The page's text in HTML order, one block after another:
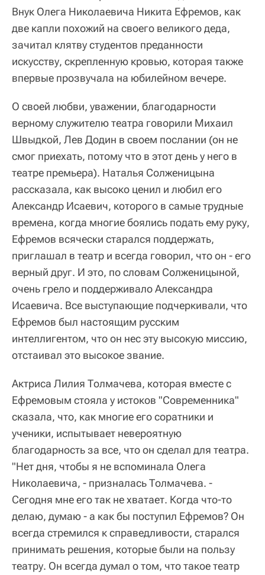
Внук Олега Николаевича Никита Ефремов, как
две капли похожий на своего великого деда,
зачитал клятву студентов преданности
искусству, скрепленную кровью, которая также
впервые прозвучала на юбилейном вечере.
О своей любви, уважении, благодарности
верному служителю театра говорили Михаил
Швыдкой, Лев Додин в своем послании (он не
смог приехать, потому что в этот день у него в
театре премьера). Наталья Солженицына
рассказала, как высоко ценил и любил его
Александр Исаевич, которого в самые трудные
времена, когда многие боялись подать ему руку,
Ефремов всячески старался поддержать,
приглашал в театр и всегда говорил, что он - его
верный друг. И это, по словам Солженицыной,
очень грело и поддерживало Александра
Исаевича. Все выступающие подчеркивали, что
Ефремов был настоящим русским
интеллигентом, что он нес эту высокую миссию,
отстаивал это высокое звание.
Актриса Лилия Толмачева, которая вместе с
Ефремовым стояла у истоков "Современника"
сказала, что, как многие его соратники и
ученики, испытывает невероятную
благодарность за все, что он сделал для театра.
"Нет дня, чтобы я не вспоминала Олега
Николаевича, - призналась Толмачева. -
Сегодня мне его так не хватает. Когда что-то
делаю, думаю - а как бы поступил Ефремов? Он
всегда стремился к справедливости, старался
принимать решения, которые были на пользу
театру. Он всегда думал о том, что такое театр